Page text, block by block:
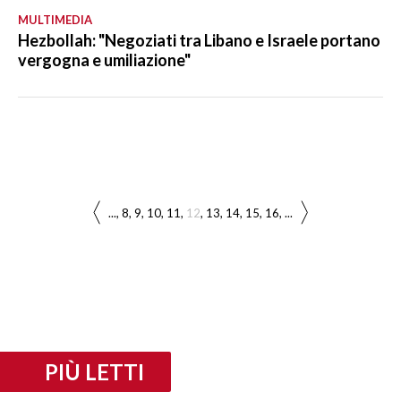
MULTIMEDIA
Hezbollah: "Negoziati tra Libano e Israele portano
vergogna e umiliazione"
... 8 9 10 11 12 13 14 15 16 ...
PIÙ LETTI